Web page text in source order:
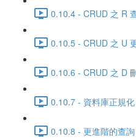
0.10.4 - CRUD 之 R
0.10.5 - CRUD 之 U
0.10.6 - CRUD 之 D
0.10.7 - 資料庫正規
0.10.8 - 更進階的查